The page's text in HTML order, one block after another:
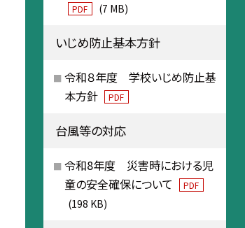
PDF (7 MB)
いじめ防止基本方針
令和８年度 学校いじめ防止基
本方針
PDF
台風等の対応
令和8年度 災害時における児
童の安全確保について
PDF
(198 KB)